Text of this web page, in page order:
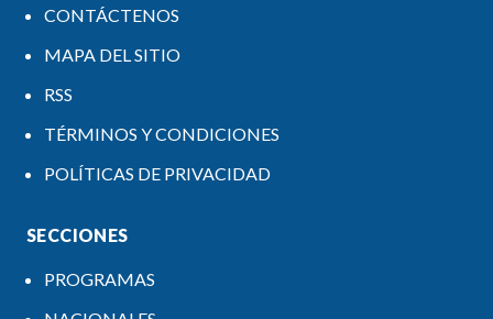
CONTÁCTENOS
MAPA DEL SITIO
RSS
TÉRMINOS Y CONDICIONES
POLÍTICAS DE PRIVACIDAD
SECCIONES
PROGRAMAS